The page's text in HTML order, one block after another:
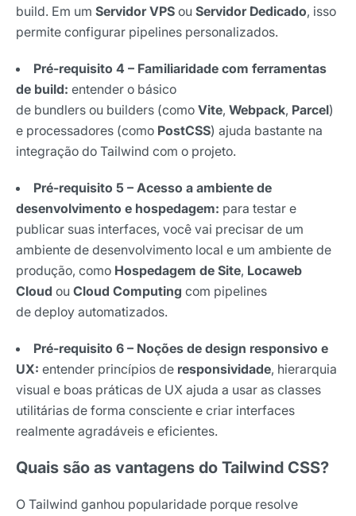
build. Em um Servidor VPS ou Servidor Dedicado, isso
permite configurar pipelines personalizados.
Pré-requisito 4 – Familiaridade com ferramentas
de build: entender o básico
de bundlers ou builders (como Vite, Webpack, Parcel)
e processadores (como PostCSS) ajuda bastante na
integração do Tailwind com o projeto.
Pré-requisito 5 – Acesso a ambiente de
desenvolvimento e hospedagem: para testar e
publicar suas interfaces, você vai precisar de um
ambiente de desenvolvimento local e um ambiente de
produção, como Hospedagem de Site, Locaweb
Cloud ou Cloud Computing com pipelines
de deploy automatizados.
Pré-requisito 6 – Noções de design responsivo e
UX: entender princípios de responsividade, hierarquia
visual e boas práticas de UX ajuda a usar as classes
utilitárias de forma consciente e criar interfaces
realmente agradáveis e eficientes.
Quais são as vantagens do Tailwind CSS?
O Tailwind ganhou popularidade porque resolve